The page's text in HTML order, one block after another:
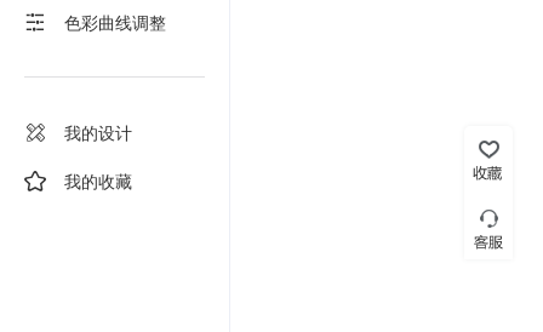
色彩曲线调整
我的设计
我的收藏